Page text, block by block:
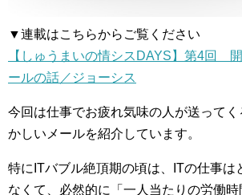
▼連載はこちらからご覧ください
【しゅうまいの情シスDAYS】第4回
ールの話／ジョーシス
今回は仕事でお疲れ気味の人が送って
かしいメールを紹介しています。
特にITバブル絶頂期の頃は、ITの仕事は
なくて、必然的に「一人当たりの労働